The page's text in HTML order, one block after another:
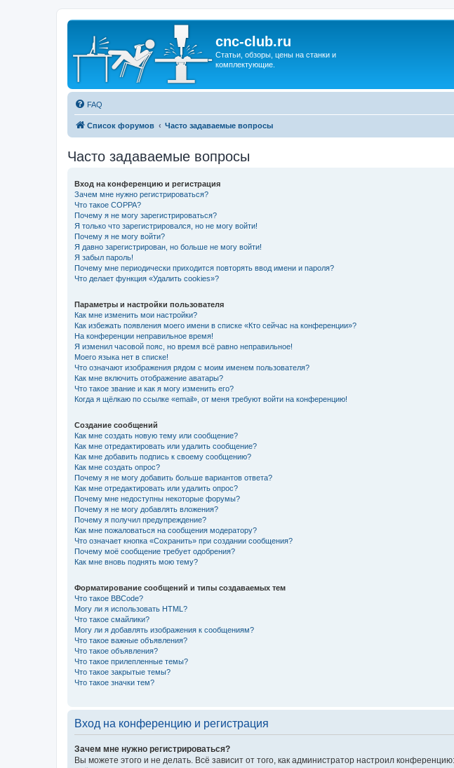
cnc-club.ru
Статьи, обзоры, цены на станки и
комплектующие.
FAQ
Список форумов Часто задаваемые вопросы
Часто задаваемые вопросы
Вход на конференцию и регистрация
Зачем мне нужно регистрироваться?
Что такое COPPA?
Почему я не могу зарегистрироваться?
Я только что зарегистрировался, но не могу войти!
Почему я не могу войти?
Я давно зарегистрирован, но больше не могу войти!
Я забыл пароль!
Почему мне периодически приходится повторять ввод имени и пароля?
Что делает функция «Удалить cookies»?
Параметры и настройки пользователя
Как мне изменить мои настройки?
Как избежать появления моего имени в списке «Кто сейчас на конференции»?
На конференции неправильное время!
Я изменил часовой пояс, но время всё равно неправильное!
Моего языка нет в списке!
Что означают изображения рядом с моим именем пользователя?
Как мне включить отображение аватары?
Что такое звание и как я могу изменить его?
Когда я щёлкаю по ссылке «email», от меня требуют войти на конференцию!
Создание сообщений
Как мне создать новую тему или сообщение?
Как мне отредактировать или удалить сообщение?
Как мне добавить подпись к своему сообщению?
Как мне создать опрос?
Почему я не могу добавить больше вариантов ответа?
Как мне отредактировать или удалить опрос?
Почему мне недоступны некоторые форумы?
Почему я не могу добавлять вложения?
Почему я получил предупреждение?
Как мне пожаловаться на сообщения модератору?
Что означает кнопка «Сохранить» при создании сообщения?
Почему моё сообщение требует одобрения?
Как мне вновь поднять мою тему?
Форматирование сообщений и типы создаваемых тем
Что такое BBCode?
Могу ли я использовать HTML?
Что такое смайлики?
Могу ли я добавлять изображения к сообщениям?
Что такое важные объявления?
Что такое объявления?
Что такое прилепленные темы?
Что такое закрытые темы?
Что такое значки тем?
Вход на конференцию и регистрация
Зачем мне нужно регистрироваться?
Вы можете этого и не делать. Всё зависит от того, как администратор настроил